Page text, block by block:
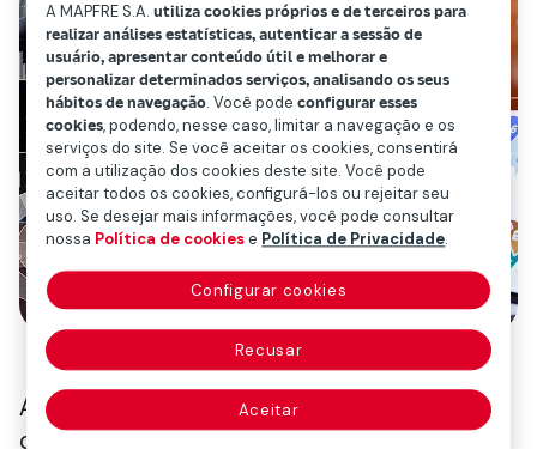
A Mapfre realizou uma atualização no
cálculo de sua posição de Solvência II em 31
A MAPFRE S.A.utiliza cookies próprios e de terceiros para
realizar análises estatísticas, autenticar a sessão de
usuário, apresentar conteúdo útil e melhorar e
personalizar determinados serviços, analisando os seus
hábitos de navegação. Você podeconfigurar esses
cookies, podendo, nesse caso, limitar a navegação e os
serviços do site. Se você aceitar os cookies, consentirá
com a utilização dos cookies deste site. Você pode
aceitar todos os cookies, configurá-los ou rejeitar seu
uso. Se desejar mais informações, você pode consultar
nossa Política de cookiese Política de Privacidade.
Configurar cookies
Recusar
Aceitar